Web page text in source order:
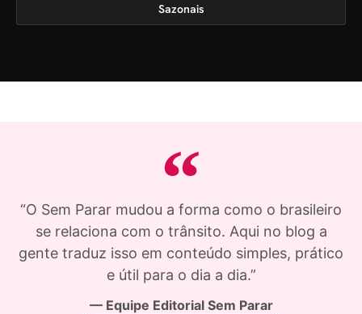
Sazonais
“O Sem Parar mudou a forma como o brasileiro
se relaciona com o trânsito. Aqui no blog a
gente traduz isso em conteúdo simples, prático
e útil para o dia a dia.”
— Equipe Editorial Sem Parar